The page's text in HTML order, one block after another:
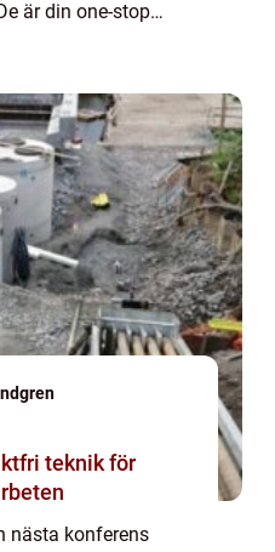
är din one-stop
nästa konferens